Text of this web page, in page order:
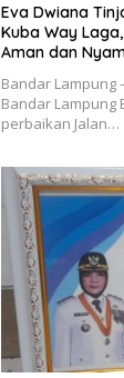
Eva Dwiana
Kuba Way
Aman dan
Bandar Lampung
Bandar Lampung
perbaikan Jalan…